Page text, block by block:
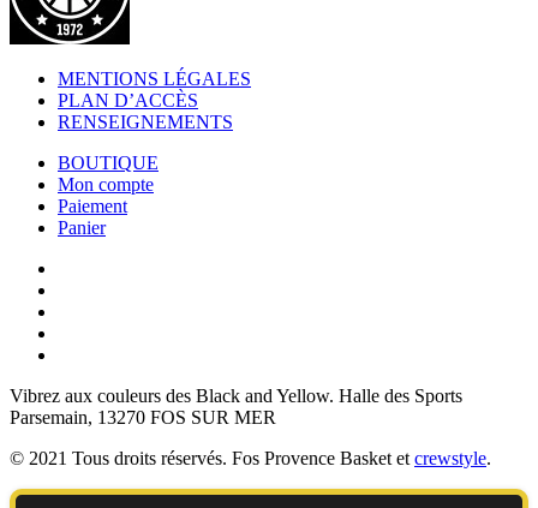
MENTIONS LÉGALES
PLAN D’ACCÈS
RENSEIGNEMENTS
BOUTIQUE
Mon compte
Paiement
Panier
Vibrez aux couleurs des Black and Yellow. Halle des Sports
Parsemain, 13270 FOS SUR MER
© 2021 Tous droits réservés. Fos Provence Basket et crewstyle.